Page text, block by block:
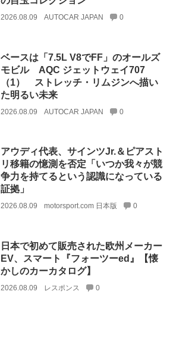
2026.08.09 AUTOCAR JAPAN 0
ベースは「7.5L V8でFF」のオールズ
モビル AQC ジェットウェイ707
（1） ストレッチ・リムジンへ描い
た明るい未来
2026.08.09 AUTOCAR JAPAN 0
アウディ代表、サインツJr.＆ピアスト
リ移籍の憶測を否定「いつか我々が競
争力を持てるという認識になっている
証拠」
2026.08.09 motorsport.com 日本版 0
日本で初めて販売された欧州メーカー
EV、スマート『フォーツーed』【懐
かしのカーカタログ】
2026.08.09 レスポンス 0